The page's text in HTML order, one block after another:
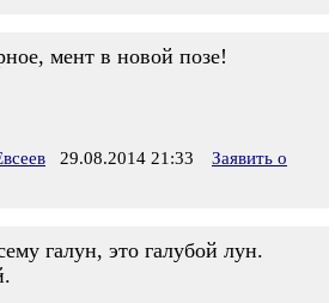
мент в новой позе!
29.08.2014 21:33
Заявить о
галун, это галубой лун.